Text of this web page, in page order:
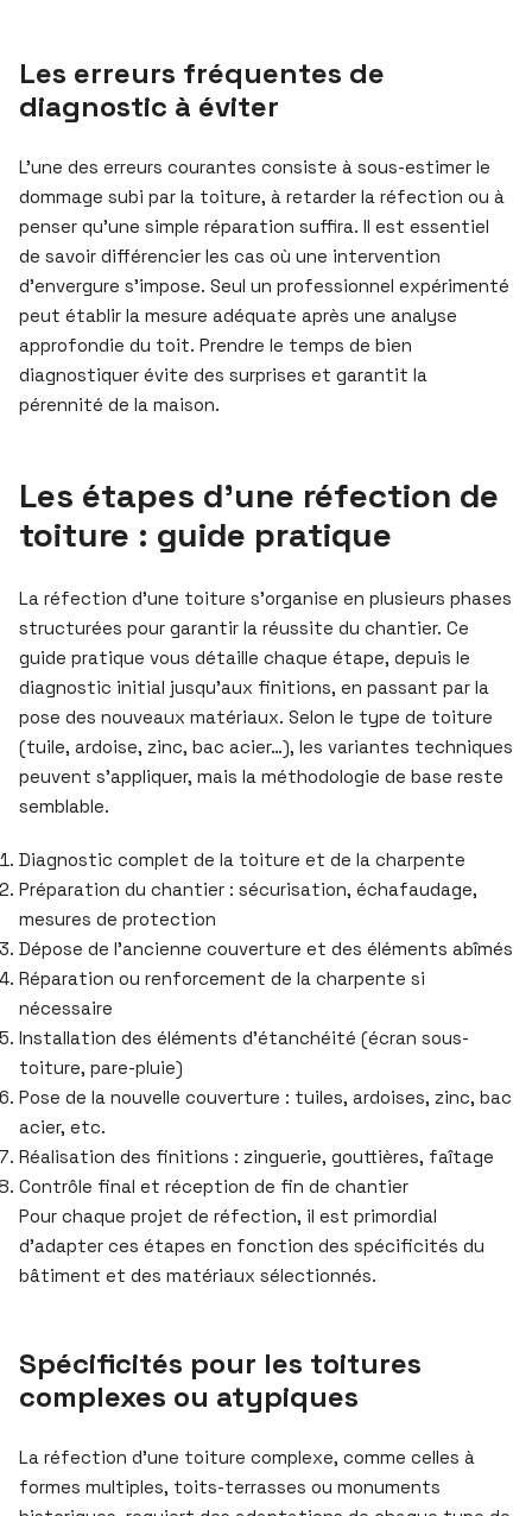
Les erreurs fréquentes de
diagnostic à éviter
L’une des erreurs courantes consiste à sous-estimer le
dommage subi par la toiture, à retarder la réfection ou à
penser qu’une simple réparation suffira. Il est essentiel
de savoir différencier les cas où une intervention
d’envergure s’impose. Seul un professionnel expérimenté
peut établir la mesure adéquate après une analyse
approfondie du toit. Prendre le temps de bien
diagnostiquer évite des surprises et garantit la
pérennité de la maison.
Les étapes d’une réfection de
toiture : guide pratique
La réfection d’une toiture s’organise en plusieurs phases
structurées pour garantir la réussite du chantier. Ce
guide pratique vous détaille chaque étape, depuis le
diagnostic initial jusqu’aux finitions, en passant par la
pose des nouveaux matériaux. Selon le type de toiture
(tuile, ardoise, zinc, bac acier…), les variantes techniques
peuvent s’appliquer, mais la méthodologie de base reste
semblable.
Diagnostic complet de la toiture et de la charpente
Préparation du chantier : sécurisation, échafaudage,
mesures de protection
Dépose de l’ancienne couverture et des éléments abîmés
Réparation ou renforcement de la charpente si
nécessaire
Installation des éléments d’étanchéité (écran sous-
toiture, pare-pluie)
Pose de la nouvelle couverture : tuiles, ardoises, zinc, bac
acier, etc.
Réalisation des finitions : zinguerie, gouttières, faîtage
Contrôle final et réception de fin de chantier
Pour chaque projet de réfection, il est primordial
d’adapter ces étapes en fonction des spécificités du
bâtiment et des matériaux sélectionnés.
Spécificités pour les toitures
complexes ou atypiques
La réfection d’une toiture complexe, comme celles à
formes multiples, toits-terrasses ou monuments